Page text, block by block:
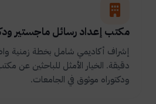
مكتب إعداد رسائل ماجستير
إشراف أكاديمي شامل بخطة زمنية
دقيقة. الخيار الأمثل للباحثين عن
ودكتوراه موثوق في الجامعات.